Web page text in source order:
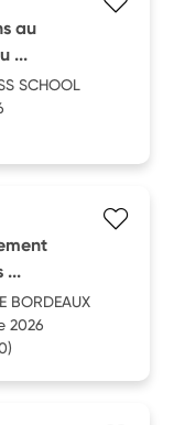
au
...
SCHOOL
...
BORDEAUX
2026